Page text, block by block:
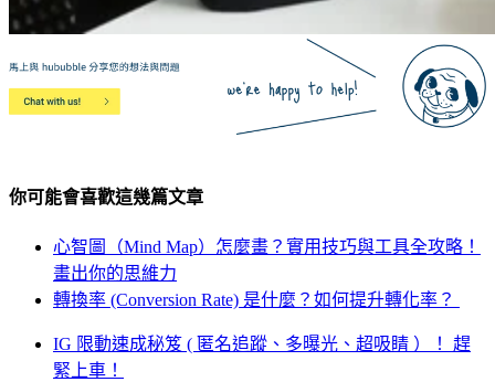
你可能會喜歡這幾篇文章
心智圖（Mind Map）怎麼畫？實用技巧與工具全攻略！
畫出你的思維力
轉換率 (Conversion Rate) 是什麼？如何提升轉化率？
IG 限動速成秘笈 ( 匿名追蹤、多曝光、超吸睛 ）！ 趕
緊上車！